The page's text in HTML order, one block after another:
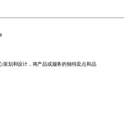
策划和设计，将产品或服务的独特卖点和品